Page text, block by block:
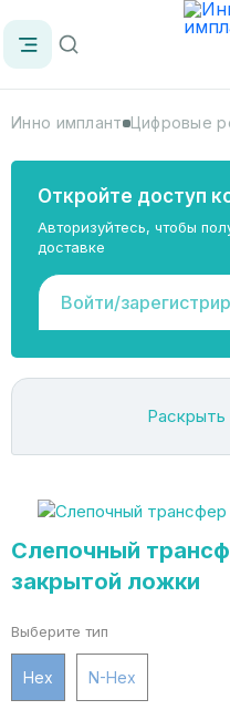
Инно имплант Цифровые
Откройте доступ
Авторизуйтесь, чтобы
доставке
Войти/
Раскрыть
Слепочный
закрытой ложки
Выберите тип
Hex N-Hex